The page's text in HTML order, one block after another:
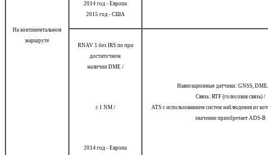
На континентальном
маршруте
2014 год - Европа
2015 год - США
RNAV 1 без IRS по при
достаточном
наличии DME /
± 1 NM /
2014 год - Европа
Навигационные датчики: GNSS,
Связь: RTF (голосовая связь) /
ATS с использованием систем наблюдения из
значение приобретает ADS-B